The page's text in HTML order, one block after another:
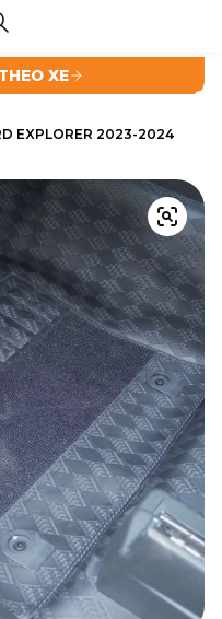
XE
EXPLORER 2023-2024